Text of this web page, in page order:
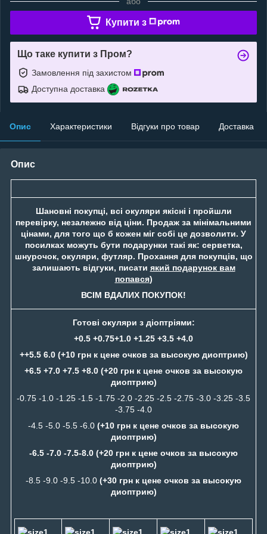
Купити з
Що таке купити з Пром?
Замовлення під захистом
Доступна доставка
Опис Характеристики Відгуки про товар Доставка
Опис
Шановні покупці, всі окуляри якісні і пройшли
перевірку, незалежно від ціни. Продаж за мінімальними
цінами, для того що б кожен міг собі це дозволити. У
посилках можуть бути подарунки такі як: серветка,
шнурочок, окуляри, футляр. Прохання для покупців, що
залишають відгуки, писати який подарунок вам
попався)
ВСІМ ВДАЛИХ ПОКУПОК!
Готові окуляри з діоптріями:
+0.5 +0.75+1.0 +1.25 +3.5 +4.0
++5.5 6.0 (+10 грн к цене очков за высокую диоптрию)
+6.5 +7.0 +7.5 +8.0 (+20 грн к цене очков за высокую
диоптрию)
-0.75 -1.0 -1.25 -1.5 -1.75 -2.0 -2.25 -2.5 -2.75 -3.0 -3.25 -3.5
-3.75 -4.0
-4.5 -5.0 -5.5 -6.0 (+10 грн к цене очков за высокую
диоптрию)
-6.5 -7.0 -7.5-8.0 (+20 грн к цене очков за высокую
диоптрию)
-8.5 -9.0 -9.5 -10.0 (+30 грн к цене очков за высокую
диоптрию)